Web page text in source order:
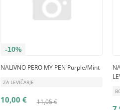
-10%
NALIVNO PERO MY PEN Purple/Mint
ZA LEVIČARJE
11,05 €
10,00 €